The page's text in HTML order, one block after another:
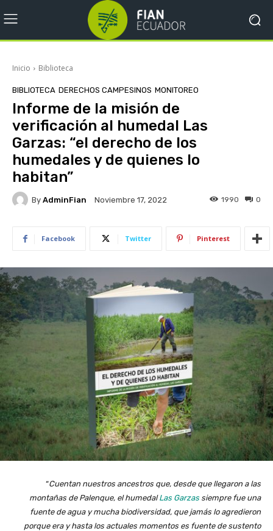
Inicio Biblioteca
BIBLIOTECA DERECHOS CAMPESINOS MONITOREO
Informe de la misión de
verificación al humedal Las
Garzas: “el derecho de los
humedales y de quienes lo
habitan”
By AdminFian Noviembre 17, 2022 0
1990
Facebook Twitter Pinterest
“Cuentan nuestros ancestros que, desde que llegaron a las
montañas de Palenque, el humedalLas Garzas siempre fue una
fuente de agua y mucha biodiversidad, que jamás lo agredieron
porque era y hasta los actuales momentos es fuente de sustento